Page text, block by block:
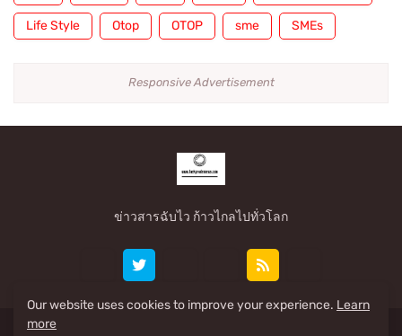
Life Style Otop OTOP sme SMEs
Responsive Advertisement
ข่าวสารฉับไว ก้าวไกลไปทั่วโลก
Our website uses cookies to improve your experience. Learn
more